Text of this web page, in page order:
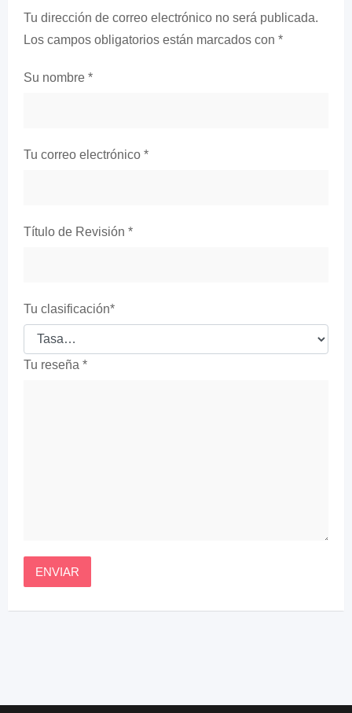
Tu dirección de correo electrónico no será publicada.
Los campos obligatorios están marcados con *
Su nombre *
Tu correo electrónico *
Título de Revisión *
Tu clasificación*
Tu reseña *